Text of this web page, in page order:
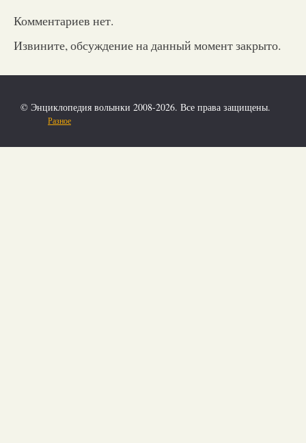
Комментариев нет.
Извините, обсуждение на данный момент закрыто.
© Энциклопедия волынки 2008-2026. Все права защищены.
Разное